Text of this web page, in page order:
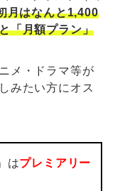
月はなんと1,400
「月額プラン」
メ・ドラマ等が
みたい方にオス
はプレミアリー